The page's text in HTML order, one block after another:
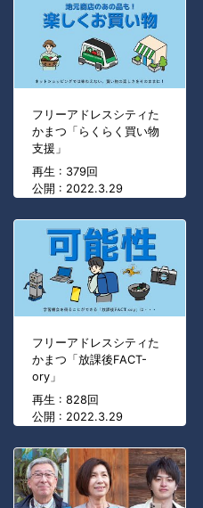
フリーアドレスシティた
かまつ「らくらく買い物
支援」
再生 : 379回
公開 : 2022.3.29
フリーアドレスシティた
かまつ「放課後FACT-
ory」
再生 : 828回
公開 : 2022.3.29